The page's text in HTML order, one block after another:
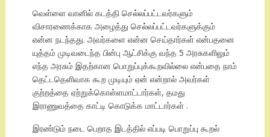
வெள்ளை வானில் கடத்தி செல்லப்பட்டவர்களும்
விசாரணைக்காக அழைத்து செல்லப்பட்டவர்களுக்கும்
என்ன நடந்தது. அவர்களை என்ன செய்தார்கள் என்பதனை
யுத்தம் முடிவடைந்த பின்பு ஆட்சிக்கு வந்த 5 அரசுகளிலும்
எந்த அரசும் இதற்கான பொறுப்புக்கூறவில்லை என்பதை நாம்
தெட்டதெளிவாக கூற முடியும் ஏன் என்றால் அவர்கள்
குற்றத்தை ஏற்றுக்கொள்ளமாட்டார்கள், தமது
இராணுவத்தை காட்டி கொடுக்க மாட்டார்கள் .
இரண்டும் நடை பெறாத இடத்தில் எப்படி பொறுப்பு கூறல்